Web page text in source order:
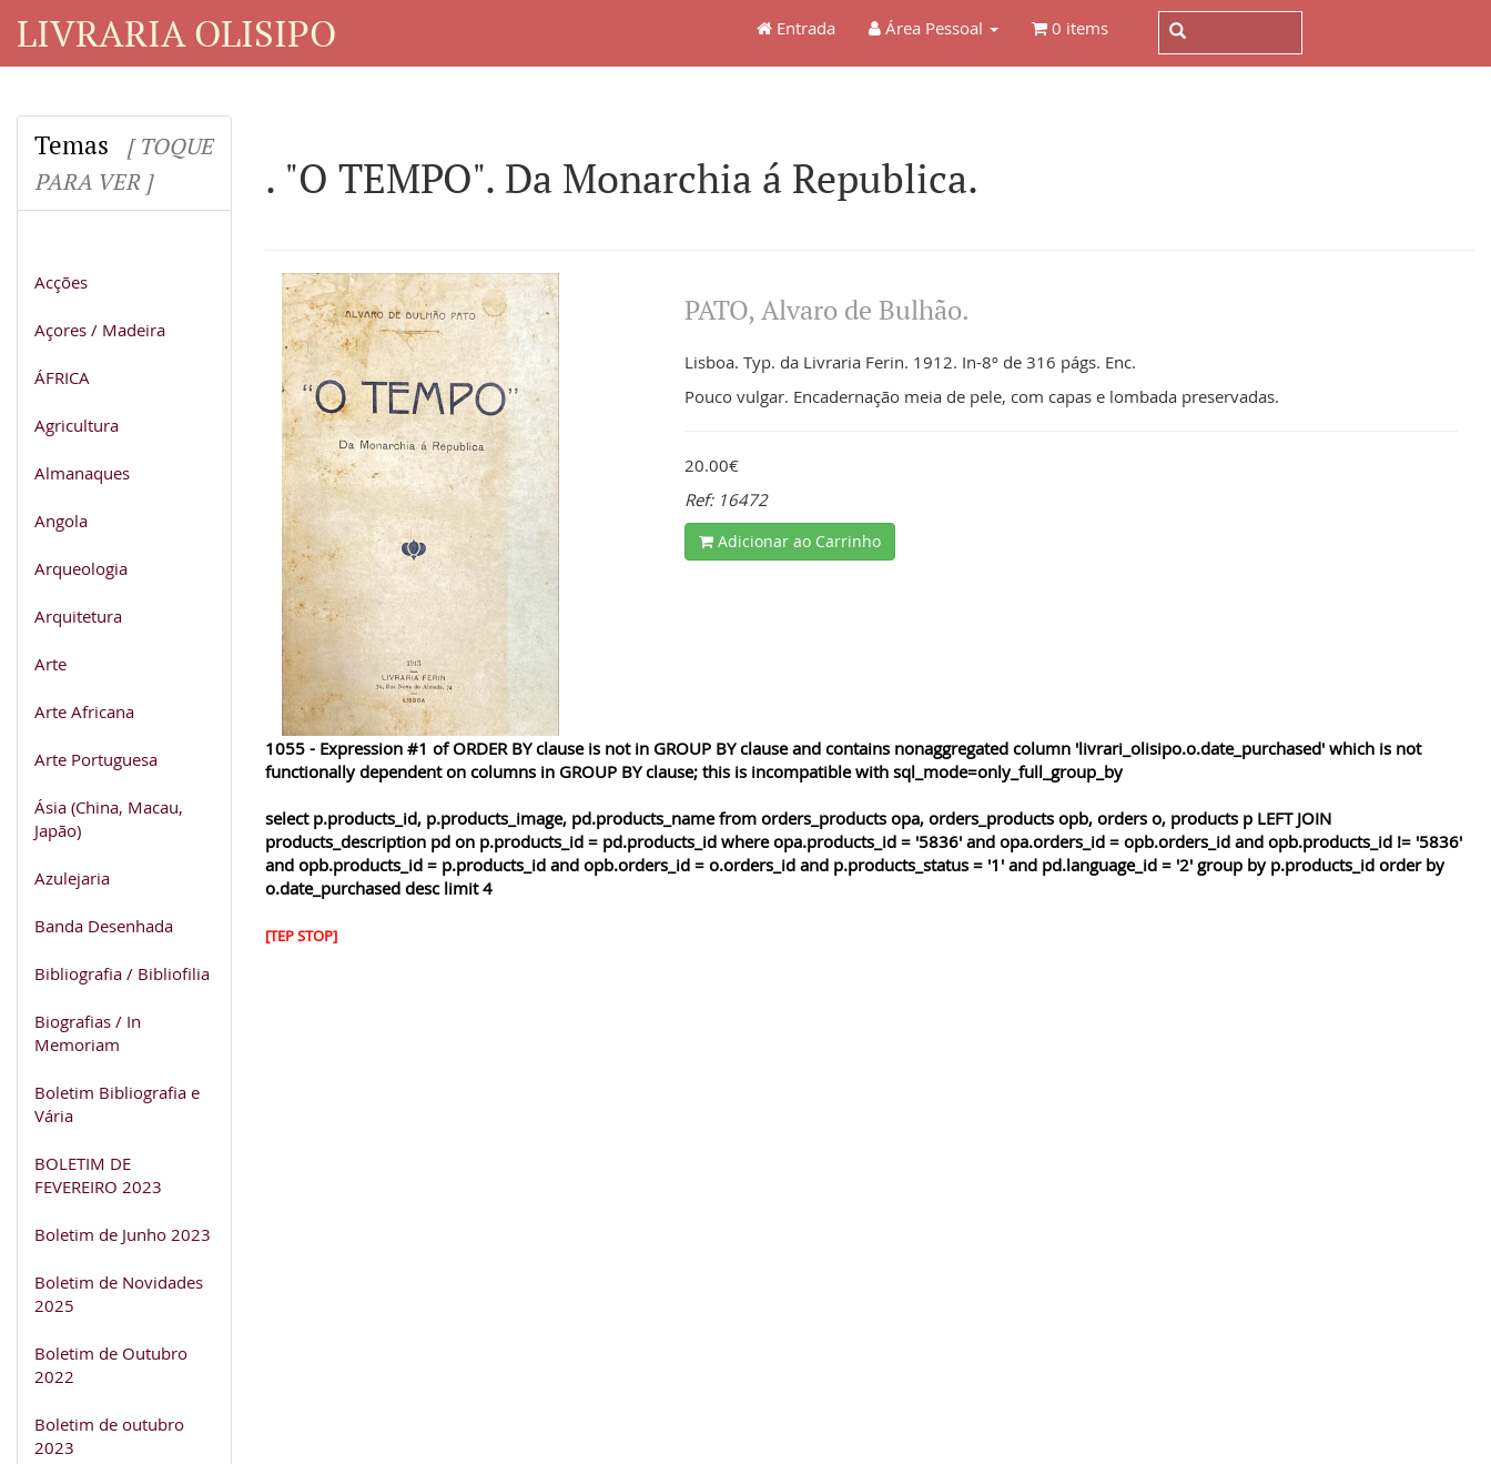
LIVRARIA OLISIPO Entrada Área Pessoal 0 items
Temas
[ TOQUE
PARA VER ]
Acções
Açores / Madeira
ÁFRICA
Agricultura
Almanaques
Angola
Arqueologia
Arquitetura
Arte
Arte Africana
Arte Portuguesa
Ásia (China, Macau,
Japão)
Azulejaria
Banda Desenhada
Bibliografia / Bibliofilia
Biografias / In
Memoriam
Boletim Bibliografia e
Vária
BOLETIM DE
FEVEREIRO 2023
Boletim de Junho 2023
Boletim de Novidades
2025
Boletim de Outubro
2022
Boletim de outubro
2023
. "O TEMPO". Da Monarchia á Republica.
PATO, Alvaro de Bulhão.
Lisboa. Typ. da Livraria Ferin. 1912. In-8º de 316 págs. Enc.
Pouco vulgar. Encadernação meia de pele, com capas e lombada preservadas.
20.00€
Ref: 16472
Adicionar ao Carrinho
1055 - Expression #1 of ORDER BY clause is not in GROUP BY clause and contains nonaggregated column 'livrari_olisipo.o.date_purchased' which is not
functionally dependent on columns in GROUP BY clause; this is incompatible with sql_mode=only_full_group_by
select p.products_id, p.products_image, pd.products_name from orders_products opa, orders_products opb, orders o, products p LEFT JOIN
products_description pd on p.products_id = pd.products_id where opa.products_id = '5836' and opa.orders_id = opb.orders_id and opb.products_id != '5836'
and opb.products_id = p.products_id and opb.orders_id = o.orders_id and p.products_status = '1' and pd.language_id = '2' group by p.products_id order by
o.date_purchased desc limit 4
[TEP STOP]